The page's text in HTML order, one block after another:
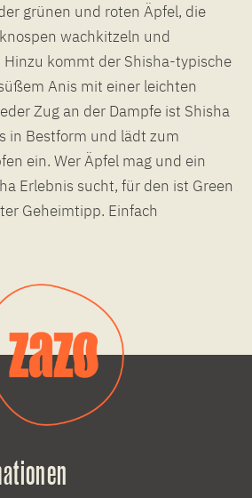
grünen und roten Äpfel, die
wachkitzeln und
kommt der Shisha-typische
Anis mit einer leichten
Zug an der Dampfe ist Shisha
in Bestform und lädt zum
ein. Wer Äpfel mag und ein
Erlebnis sucht, für den ist Green
Geheimtipp. Einfach